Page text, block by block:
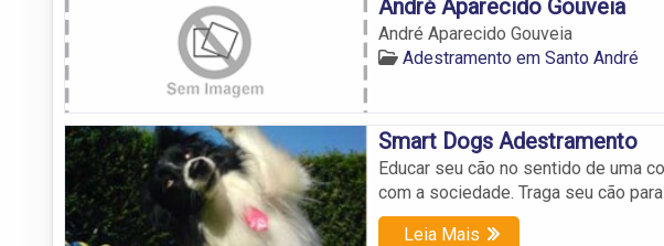
André Aparecido Gouveia
André Aparecido Gouveia
Adestramento em Santo André
Smart Dogs Adestramento
Educar seu cão no sentido de uma
com a sociedade. Traga seu cão para
Leia Mais